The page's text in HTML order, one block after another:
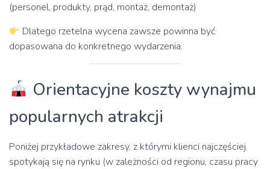
(personel, produkty, prąd, montaż, demontaż)
Dlatego rzetelna wycena zawsze powinna być
dopasowana do konkretnego wydarzenia.
Orientacyjne koszty wynajmu
popularnych atrakcji
Poniżej przykładowe zakresy, z którymi klienci najczęściej
spotykają się na rynku (w zależności od regionu, czasu pracy